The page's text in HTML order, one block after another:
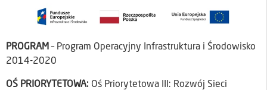
PROGRAM– Program Operacyjny Infrastruktura i Środowisko
2014-2020
OŚ PRIORYTETOWA: Oś Priorytetowa III: Rozwój Sieci